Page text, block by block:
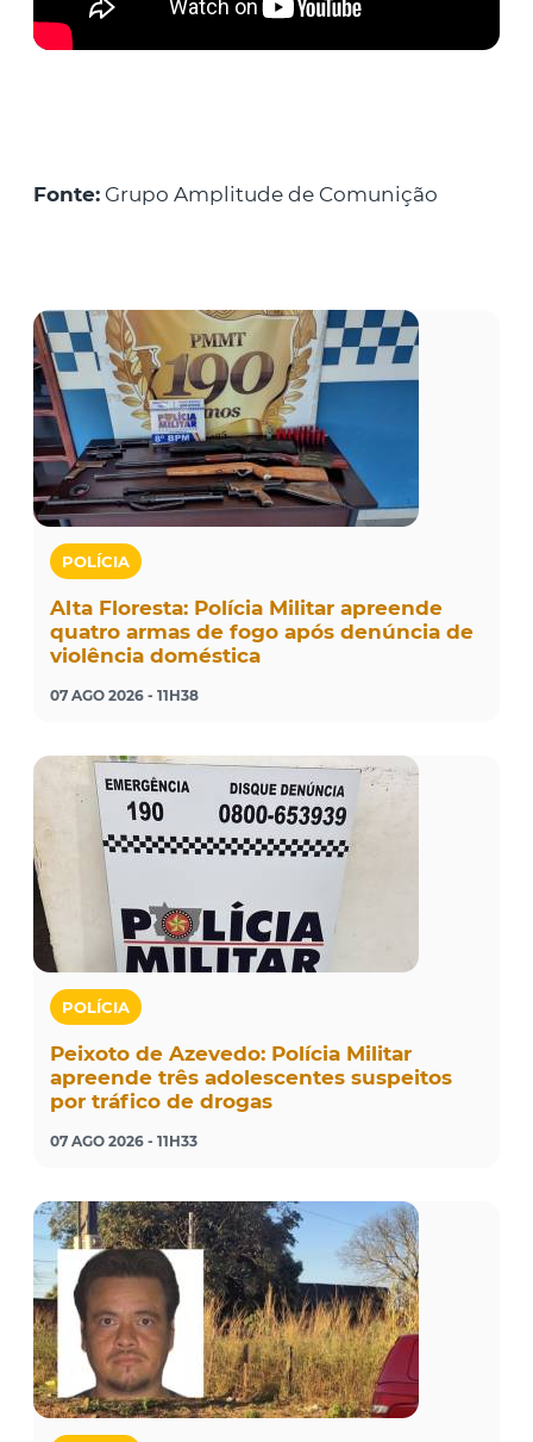
Fonte: Grupo Amplitude de Comunição
POLÍCIA
Alta Floresta: Polícia Militar apreende
quatro armas de fogo após denúncia de
violência doméstica
07 AGO 2026 - 11H38
POLÍCIA
Peixoto de Azevedo: Polícia Militar
apreende três adolescentes suspeitos
por tráfico de drogas
07 AGO 2026 - 11H33